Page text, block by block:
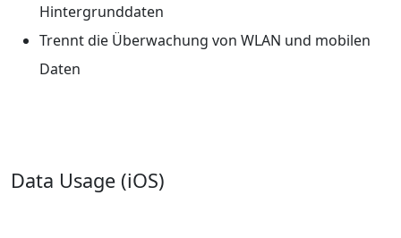
Hintergrunddaten
Trennt die Überwachung von WLAN und mobilen
Daten
Data Usage (iOS)